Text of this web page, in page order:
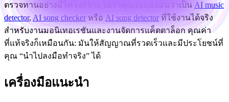
ตรวจทานอย่างมีโครงสร้าง ไม่ว่าคุณจะมองมันว่าเป็น AI music
detector, AI song checkerหรือAI song detectorที่ใช้งานได้จริง
สำหรับงานมอนิเทอเรชันและงานจัดการแค็ตตาล็อก คุณค่า
ที่แท้จริงก็เหมือนกัน: มันให้สัญญาณที่รวดเร็วและมีประโยชน์ที่
คุณ “นำไปลงมือทำจริง” ได้
เครื่องมือแนะนำ